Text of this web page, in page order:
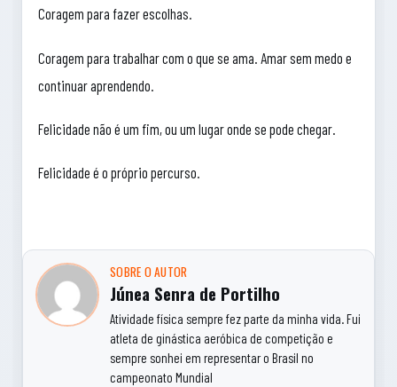
Coragem para fazer escolhas.
Coragem para trabalhar com o que se ama. Amar sem medo e
continuar aprendendo.
Felicidade não é um fim, ou um lugar onde se pode chegar.
Felicidade é o próprio percurso.
SOBRE O AUTOR
Júnea Senra de Portilho
Atividade física sempre fez parte da minha vida. Fui
atleta de ginástica aeróbica de competição e
sempre sonhei em representar o Brasil no
campeonato Mundial